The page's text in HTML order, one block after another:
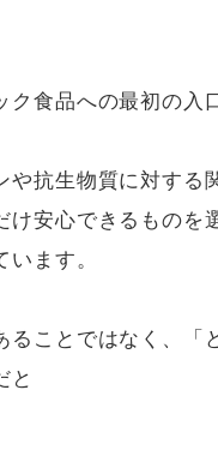
食品への最初の入
抗生物質に対する
安心できるものを
ます。
ことではなく、「
と